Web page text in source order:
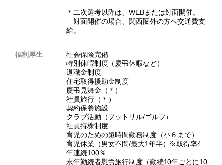
＊二次選考以降は、WEBまたは対面開催。
対面開催の場合、関西圏外の方へ交通費支
給。
福利厚生
社会保険完備
特別休暇制度（慶弔休暇など）
退職金制度
住宅取得援助金制度
慶弔見舞金（＊）
社員旅行（＊）
契約保養施設
クラブ活動（フットサル/ゴルフ）
社員持株制度
育児のための短時間勤務制度（小６まで）
育児休業（男女不問/最大1年半）※取得率4
年連続100％
永年勤続者慰労旅行制度（勤続10年ごとに10